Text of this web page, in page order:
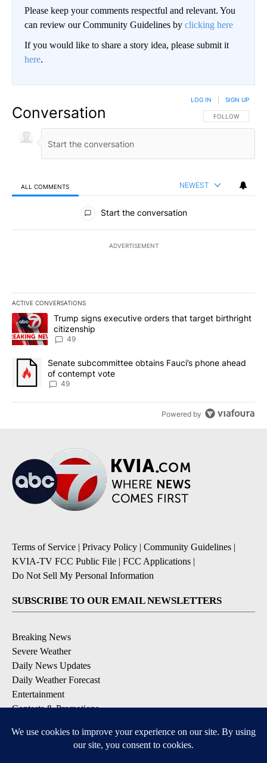
Please keep your comments respectful and relevant. You
can review our Community Guidelines by clicking here
If you would like to share a story idea, please submit it
here.
Conversation FOLLOW THIS
FOLLOW
LOG IN SIGN UP
ALL COMMENTS NEWEST
All Comments
Start the conversation
ADVERTISEMENT
ACTIVE CONVERSATIONS
The following is a list of the most commented articles in the last
A trending article titled "Trump signs executive orders that
Trump signs executive orders that target birthright
citizenship
49
A trending article titled "Senate subcommittee obtains Fauci’s
Senate subcommittee obtains Fauci’s phone ahead
of contempt vote
49
Powered by
Terms of Service | Privacy Policy | Community Guidelines |
KVIA-TV FCC Public File | FCC Applications |
Do Not Sell My Personal Information
SUBSCRIBE TO OUR EMAIL NEWSLETTERS
Breaking News
Severe Weather
Daily News Updates
Daily Weather Forecast
Entertainment
Contests & Promotions
DOWNLOAD OUR APPS